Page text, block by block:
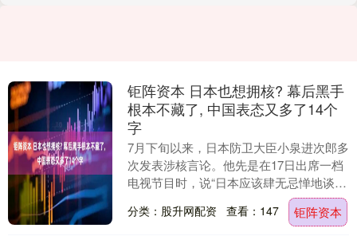
钜阵资本 日本也想拥核? 幕后黑手
根本不藏了, 中国表态又多了14个
字
7月下旬以来，日本防卫大臣小泉进次郎多
次发表涉核言论。他先是在17日出席一档
电视节目时，说“日本应该肆无忌惮地谈论
与核武器相关的政策”。随后又在一周后出
席北约峰....
分类：股升网配资 查看：147 钜阵资本